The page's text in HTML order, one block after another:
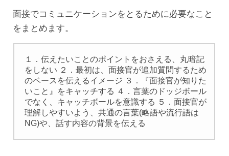
面接でコミュニケーションをとるために必要なこと
をまとめます。
１．伝えたいことのポイントをおさえる、丸暗記
をしない ２．最初は、面接官が追加質問するため
のベースを伝えるイメージ ３．『面接官が知りた
いこと』をキャッチする ４．言葉のドッジボール
でなく、キャッチボールを意識する ５．面接官が
理解しやすいよう、共通の言葉(略語や流行語は
NG)や、話す内容の背景を伝える